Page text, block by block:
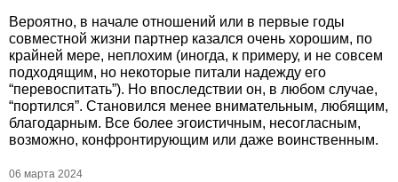
Вероятно, в начале отношений или в первые годы
совместной жизни партнер казался очень хорошим, по
крайней мере, неплохим (иногда, к примеру, и не совсем
подходящим, но некоторые питали надежду его
“перевоспитать”). Но впоследствии он, в любом случае,
“портился”. Становился менее внимательным, любящим,
благодарным. Все более эгоистичным, несогласным,
возможно, конфронтирующим или даже воинственным.
06 марта 2024